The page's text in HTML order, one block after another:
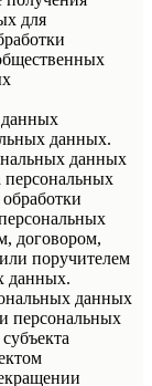
для
данных
данных.
данных
персональных
договором,
поручителем
данных.
данных
персональных